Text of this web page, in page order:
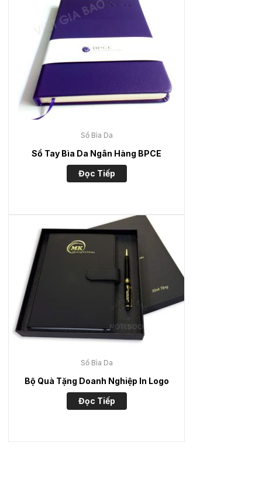
Sổ Bìa Da
Sổ Tay Bìa Da Ngân Hàng BPCE
Đọc Tiếp
Sổ Bìa Da
Bộ Quà Tặng Doanh Nghiệp In Logo
Đọc Tiếp